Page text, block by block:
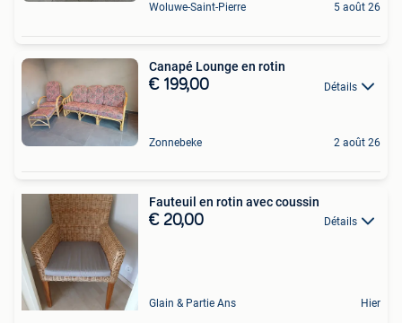
Woluwe-Saint-Pierre 5 août 26
Canapé Lounge en rotin
€ 199,00 Détails
Zonnebeke 2 août 26
Fauteuil en rotin avec coussin
€ 20,00 Détails
Glain & Partie Ans Hier